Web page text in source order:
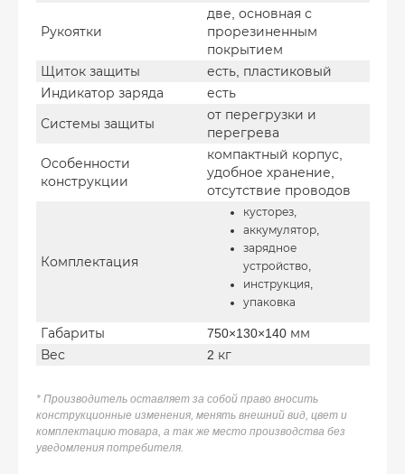
Рукоятки
две, основная с
прорезиненным
покрытием
Щиток защиты
есть, пластиковый
Индикатор заряда
есть
Системы защиты
от перегрузки и
перегрева
Особенности
конструкции
компактный корпус,
удобное хранение,
отсутствие проводов
Комплектация
кусторез,
аккумулятор,
зарядное
устройство,
инструкция,
упаковка
Габариты
750×130×140 мм
Вес
2 кг
* Производитель оставляет за собой право вносить
конструкционные изменения, менять внешний вид, цвет и
комплектацию товара, а так же место производства без
уведомления потребителя.